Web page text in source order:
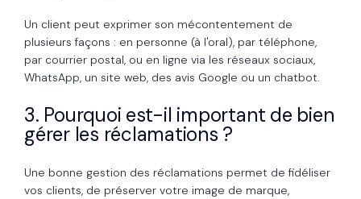
Un client peut exprimer son mécontentement de
plusieurs façons : en personne (à l'oral), par téléphone,
par courrier postal, ou en ligne via les réseaux sociaux,
WhatsApp, un site web, des avis Google ou un chatbot.
3. Pourquoi est-il important de bien
gérer les réclamations ?
Une bonne gestion des réclamations permet de fidéliser
vos clients, de préserver votre image de marque,